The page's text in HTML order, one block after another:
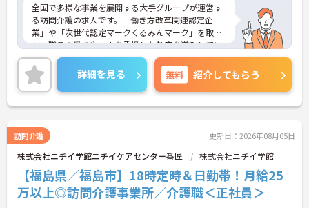
全国で多様な事業を展開する大手グループが運営す
る訪問介護の求人です。「働き方改革関連認定企
業」や「次世代認定マークくるみんマーク」を取得
し、職員の働きやすさを重視した制度を導入してい
ます。定年後も上限85歳までの再雇用制度を利用で
き、長期的な視点でキャリアを築くことが可能で
す。また、時間帯別の加算手当や勤続年数に応じた
手当が用意されており、日々の業務や継続した勤務
が収入に直結する仕組みがあります。月平均の残業
取得実績もあるため、家庭と仕事の両立を図りなが
ら、自分に合ったペースで働き続けられる環境が整
っています。
★おすすめPOINT★
【上限85歳までの再雇用制度があり、長期的な勤務
詳細を見る 無料 紹介してもらう
訪問介護 更新日：2026年08月05日
株式会社ニチイ学館ニチイケアセンター番匠 株式会社ニチイ学館
【福島県／福島市】18時定時＆日勤帯！月給25
万以上◎訪問介護事業所／介護職＜正社員＞